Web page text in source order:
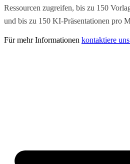
Ressourcen zugreifen, bis zu 150
und bis zu 150 KI-Präsentationen pro
Für mehr Informationen kontaktiere